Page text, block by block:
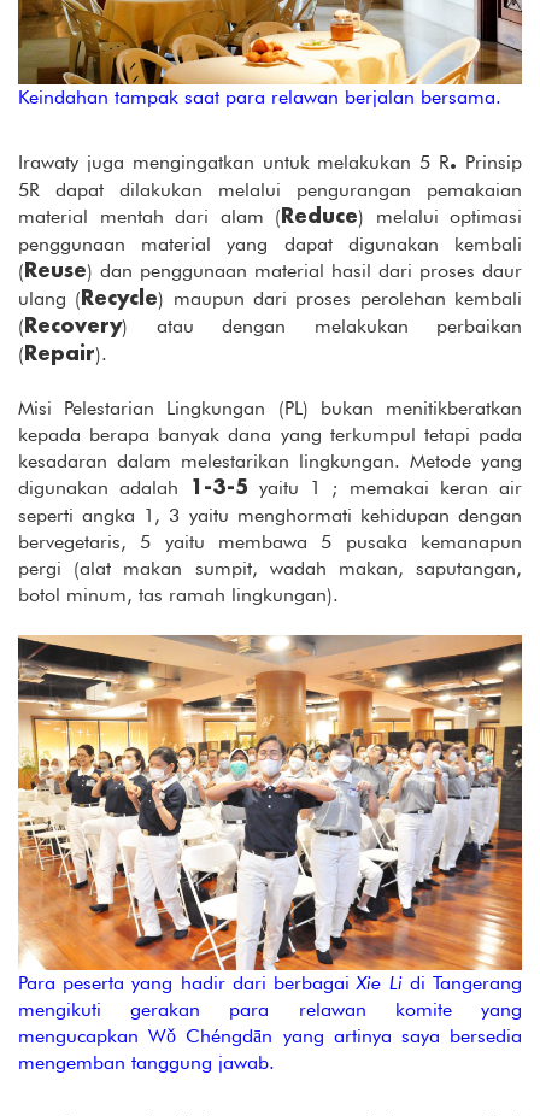
Keindahan tampak saat para relawan berjalan bersama.
Irawaty juga mengingatkan untuk melakukan 5 R. Prinsip
5R dapat dilakukan melalui pengurangan pemakaian
material mentah dari alam ( Reduce) melalui optimasi
penggunaan material yang dapat digunakan kembali
( Reuse) dan penggunaan material hasil dari proses daur
ulang ( Recycle) maupun dari proses perolehan kembali
( Recovery) atau dengan melakukan perbaikan
( Repair).
Misi Pelestarian Lingkungan (PL) bukan menitikberatkan
kepada berapa banyak dana yang terkumpul tetapi pada
kesadaran dalam melestarikan lingkungan. Metode yang
digunakan adalah
1-3-5 yaitu 1 ; memakai keran air
seperti angka 1, 3 yaitu menghormati kehidupan dengan
bervegetaris, 5 yaitu membawa 5 pusaka kemanapun
pergi (alat makan sumpit, wadah makan, saputangan,
botol minum, tas ramah lingkungan).
Para peserta yang hadir dari berbagaiXie Lidi Tangerang
mengikuti gerakan para relawan komite yang
mengucapkan Wǒ Chéngdān yang artinya saya bersedia
mengemban tanggung jawab.